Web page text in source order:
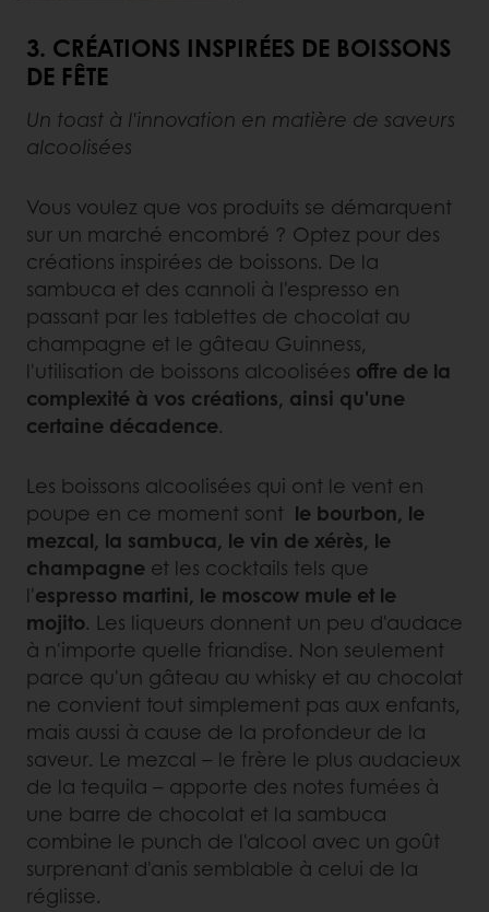
3. CRÉATIONS INSPIRÉES DE BOISSONS
DE FÊTE
Un toast à l'innovation en matière de saveurs
alcoolisées
Vous voulez que vos produits se démarquent
sur un marché encombré ? Optez pour des
créations inspirées de boissons. De la
sambuca et des cannoli à l'espresso en
passant par les tablettes de chocolat au
champagne et le gâteau Guinness,
l'utilisation de boissons alcoolisées offre de la
complexité à vos créations, ainsi qu'une
certaine décadence.
Les boissons alcoolisées qui ont le vent en
poupe en ce moment sont le bourbon, le
mezcal, la sambuca, le vin de xérès, le
champagne et les cocktails tels que
l'espresso martini, le moscow mule et le
mojito. Les liqueurs donnent un peu d'audace
à n'importe quelle friandise. Non seulement
parce qu'un gâteau au whisky et au chocolat
ne convient tout simplement pas aux enfants,
mais aussi à cause de la profondeur de la
saveur. Le mezcal – le frère le plus audacieux
de la tequila – apporte des notes fumées à
une barre de chocolat et la sambuca
combine le punch de l'alcool avec un goût
surprenant d'anis semblable à celui de la
réglisse.